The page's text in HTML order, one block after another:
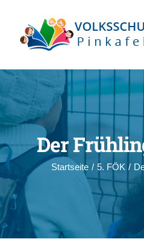
springen
Der
Startseite / 5. FÖK /